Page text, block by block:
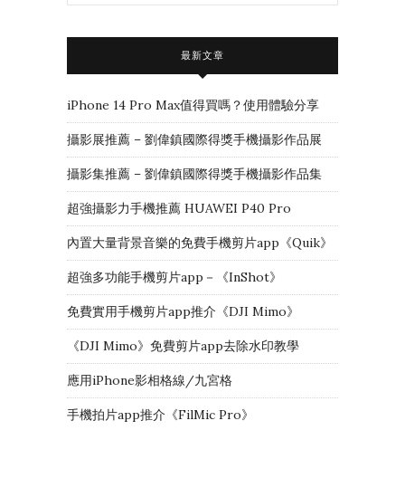
最新文章
iPhone 14 Pro Max值得買嗎？使用體驗分享
攝影展推薦 – 劉偉鎮國際得獎手機攝影作品展
攝影集推薦 – 劉偉鎮國際得獎手機攝影作品集
超強攝影力手機推薦 HUAWEI P40 Pro
內置大量背景音樂的免費手機剪片app《Quik》
超強多功能手機剪片app－《InShot》
免費實用手機剪片app推介《DJI Mimo》
《DJI Mimo》免費剪片app去除水印教學
應用iPhone影相格線/九宮格
手機拍片app推介《FilMic Pro》